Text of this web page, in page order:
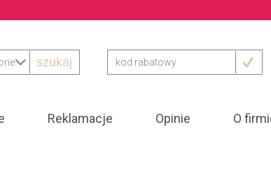
szukaj 
Reklamacje Opinie O